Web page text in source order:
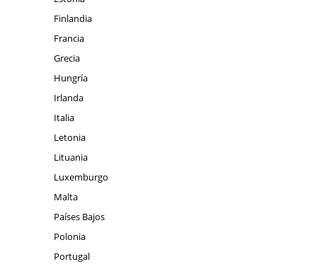
Finlandia
Francia
Grecia
Hungría
Irlanda
Italia
Letonia
Lituania
Luxemburgo
Malta
Países Bajos
Polonia
Portugal